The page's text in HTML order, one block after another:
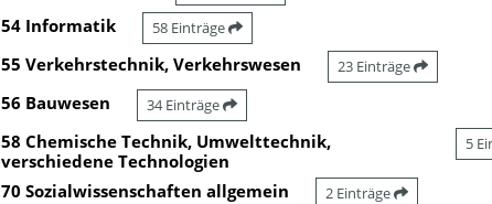
54 Informatik 58 Einträge
55 Verkehrstechnik, Verkehrswesen 23 Einträge
56 Bauwesen 34 Einträge
58 Chemische Technik, Umwelttechnik,
verschiedene Technologien
5
70 Sozialwissenschaften allgemein 2 Einträge